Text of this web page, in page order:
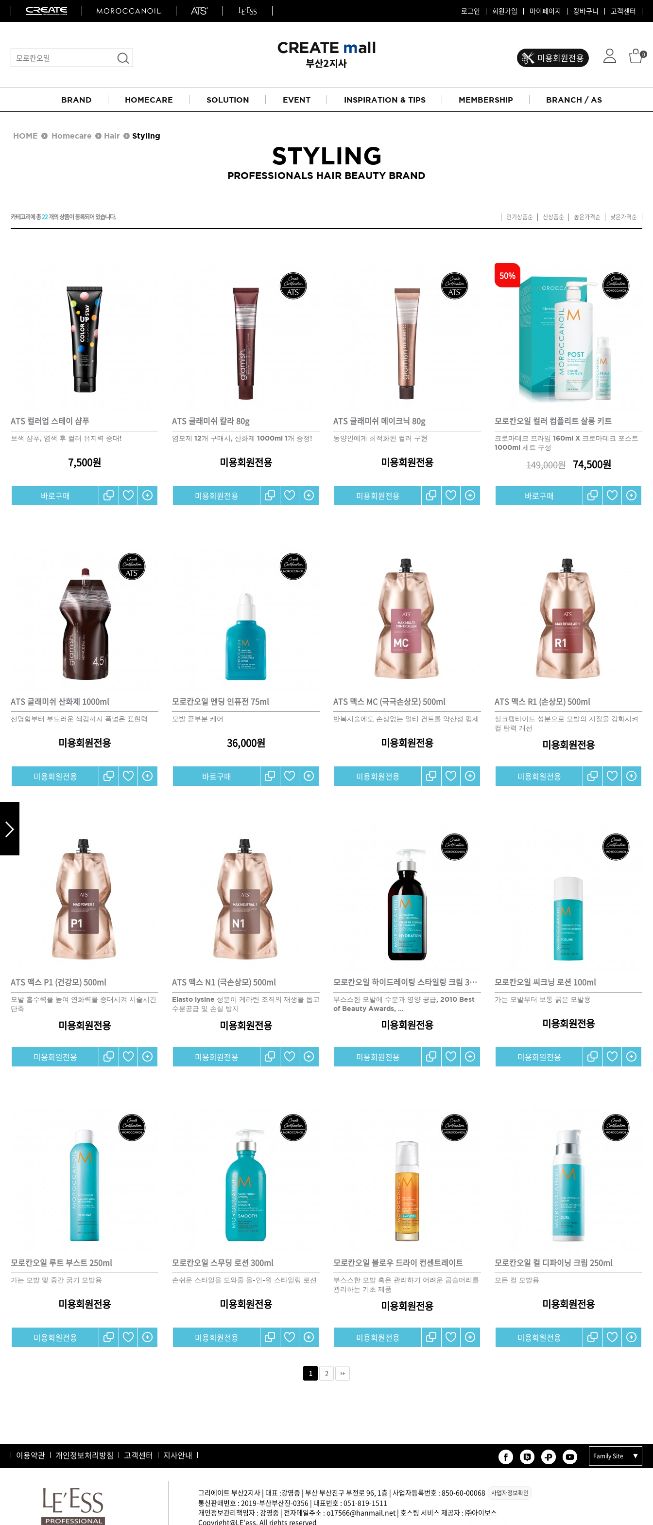
고객센터
장바구니
마이페이지
회원가입
로그인
미용회원전용 0
BRAND HOMECARE SOLUTION EVENT INSPIRATION & TIPS MEMBERSHIP BRANCH / AS
매직기
드라이기
볼륨 라인
스타일링 라인
리버시
카미시
글래미쉬
맥스
샴푸
트리트먼트
스타일링
브러쉬
매직기
드라이어
모로칸오일 모이스처 리페어
샴푸 500ml
모로칸오일 인텐스 하이드레
이팅 마스크 250ml
ATS 퍼스티지 리버시 토닉
140ml
36,000원
ATS 스타일뮤즈 샤이니 홀딩
픽서 250ml
18,000원
MOISTURE NO FRIZZ
샴푸 컨디셔너 오일 스타일링
상품후기
제품찾기 헤어 레시피 헤어 트렌드 헤어 스튜디오 제품사용팁
전북
HOME Homecare Hair Styling
STYLING
PROFESSIONALS HAIR BEAUTY BRAND
카테고리에 총22개의 상품이 등록되어 있습니다. 인기상품순 신상품순 높은가격순 낮은가격순
ATS 컬러업 스테이 샴푸
보색 샴푸, 염색 후 컬러 유지력 증대!
7,500원
ATS 글래미쉬 칼라 80g
염모제 12개 구매시, 산화제 1000ml 1개 증정!
미용회원전용
미용회원전용
ATS 글래미쉬 메이크닉 80g
동양인에게 최적화된 컬러 구현
미용회원전용
미용회원전용
모로칸오일 컬러 컴플리트 살롱 키트
크로마테크 프라임 160ml X 크로마테크 포스트
1000ml 세트 구성
50%
149,000원 74,500원
ATS 글래미쉬 산화제 1000ml
선명함부터 부드러운 색감까지 폭넓은 표현력
미용회원전용
미용회원전용
모로칸오일 멘딩 인퓨전 75ml
모발 끝부분 케어
36,000원
ATS 맥스 MC (극극손상모) 500ml
반복시술에도 손상없는 멀티 컨트롤 약산성 펌제
미용회원전용
미용회원전용
ATS 맥스 R1 (손상모) 500ml
실크펩타이드 성분으로 모발의 지질을 강화시켜
컬 탄력 개선
미용회원전용
미용회원전용
ATS 맥스 P1 (건강모) 500ml
모발 흡수력을 높여 연화력을 증대시켜 시술시간
단축
미용회원전용
미용회원전용
ATS 맥스 N1 (극손상모) 500ml
Elasto lysine 성분이 케라틴 조직의 재생을 돕고
수분공급 및 손실 방지
미용회원전용
미용회원전용
모로칸오일 하이드레이팅 스타일링 크림 300ml
부스스한 모발에 수분과 영양 공급, 2010 Best
of Beauty Awards, …
미용회원전용
미용회원전용
모로칸오일 씨크닝 로션 100ml
가는 모발부터 보통 굵은 모발용
미용회원전용
미용회원전용
모로칸오일 루트 부스트 250ml
가는 모발 및 중간 굵기 모발용
미용회원전용
미용회원전용
모로칸오일 스무딩 로션 300ml
손쉬운 스타일을 도와줄 올-인-원 스타일링 로션
미용회원전용
미용회원전용
모로칸오일 블로우 드라이 컨센트레이트
부스스한 모발 혹은 관리하기 어려운 곱슬머리를
관리하는 기초 제품
미용회원전용
미용회원전용
모로칸오일 컬 디파이닝 크림 250ml
모든 컬 모발용
미용회원전용
미용회원전용
1 2
이용약관 개인정보처리방침 고객센터 지사안내 Family Site
그리에이트 부산2지사 | 대표 :강영중 | 부산 부산진구 부전로 96, 1층 | 사업자등록번호 : 850-60-00068 사업자정보확인
통신판매번호 : 2019-부산부산진-0356 | 대표번호 : 051-819-1511
개인정보관리책임자 : 강영중 | 전자메일주소 : o17566@hanmail.net | 호스팅 서비스 제공자 : ㈜아이보스
Copyright@LE'ess, All rights reserved